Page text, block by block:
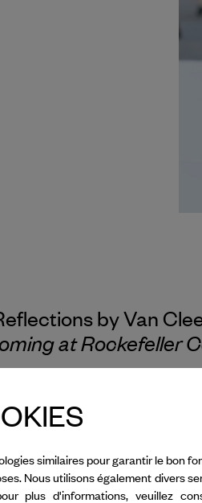
byVan
at Rockefeller
s'installe au
française Charlotte
depuis 2022, la Maison
à une
similaires pour garantir le bon
Nous utilisons également divers
plus d'informations, veuillez